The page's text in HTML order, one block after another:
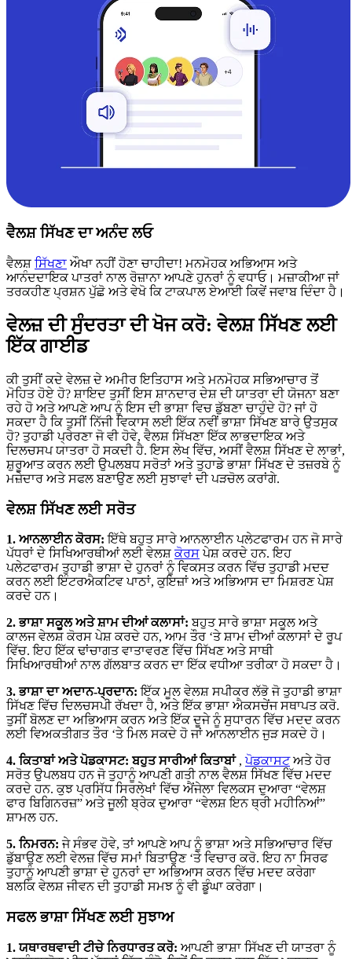
ਵੈਲਸ਼ ਸਿੱਖਣ ਦਾ ਅਨੰਦ ਲਓ
ਵੈਲਸ਼ ਸਿੱਖਣਾ ਔਖਾ ਨਹੀਂ ਹੋਣਾ ਚਾਹੀਦਾ! ਮਨਮੋਹਕ ਅਭਿਆਸ ਅਤੇ
ਆਨੰਦਦਾਇਕ ਪਾਤਰਾਂ ਨਾਲ ਰੋਜ਼ਾਨਾ ਆਪਣੇ ਹੁਨਰਾਂ ਨੂੰ ਵਧਾਓ। ਮਜ਼ਾਕੀਆ ਜਾਂ
ਤਰਕਹੀਣ ਪ੍ਰਸ਼ਨ ਪੁੱਛੋ ਅਤੇ ਵੇਖੋ ਕਿ ਟਾਕਪਾਲ ਏਆਈ ਕਿਵੇਂ ਜਵਾਬ ਦਿੰਦਾ ਹੈ।
ਵੇਲਜ਼ ਦੀ ਸੁੰਦਰਤਾ ਦੀ ਖੋਜ ਕਰੋ: ਵੇਲਸ਼ ਸਿੱਖਣ ਲਈ
ਇੱਕ ਗਾਈਡ
ਕੀ ਤੁਸੀਂ ਕਦੇ ਵੇਲਜ਼ ਦੇ ਅਮੀਰ ਇਤਿਹਾਸ ਅਤੇ ਮਨਮੋਹਕ ਸਭਿਆਚਾਰ ਤੋਂ
ਮੋਹਿਤ ਹੋਏ ਹੋ? ਸ਼ਾਇਦ ਤੁਸੀਂ ਇਸ ਸ਼ਾਨਦਾਰ ਦੇਸ਼ ਦੀ ਯਾਤਰਾ ਦੀ ਯੋਜਨਾ ਬਣਾ
ਰਹੇ ਹੋ ਅਤੇ ਆਪਣੇ ਆਪ ਨੂੰ ਇਸ ਦੀ ਭਾਸ਼ਾ ਵਿਚ ਡੁੱਬਣਾ ਚਾਹੁੰਦੇ ਹੋ? ਜਾਂ ਹੋ
ਸਕਦਾ ਹੈ ਕਿ ਤੁਸੀਂ ਨਿੱਜੀ ਵਿਕਾਸ ਲਈ ਇੱਕ ਨਵੀਂ ਭਾਸ਼ਾ ਸਿੱਖਣ ਬਾਰੇ ਉਤਸੁਕ
ਹੋ? ਤੁਹਾਡੀ ਪ੍ਰੇਰਣਾ ਜੋ ਵੀ ਹੋਵੇ, ਵੈਲਸ਼ ਸਿੱਖਣਾ ਇੱਕ ਲਾਭਦਾਇਕ ਅਤੇ
ਦਿਲਚਸਪ ਯਾਤਰਾ ਹੋ ਸਕਦੀ ਹੈ. ਇਸ ਲੇਖ ਵਿੱਚ, ਅਸੀਂ ਵੈਲਸ਼ ਸਿੱਖਣ ਦੇ ਲਾਭਾਂ,
ਸ਼ੁਰੂਆਤ ਕਰਨ ਲਈ ਉਪਲਬਧ ਸਰੋਤਾਂ ਅਤੇ ਤੁਹਾਡੇ ਭਾਸ਼ਾ ਸਿੱਖਣ ਦੇ ਤਜ਼ਰਬੇ ਨੂੰ
ਮਜ਼ੇਦਾਰ ਅਤੇ ਸਫਲ ਬਣਾਉਣ ਲਈ ਸੁਝਾਵਾਂ ਦੀ ਪੜਚੋਲ ਕਰਾਂਗੇ.
ਵੇਲਸ਼ ਸਿੱਖਣ ਲਈ ਸਰੋਤ
1. ਆਨਲਾਈਨ ਕੋਰਸ: ਇੱਥੇ ਬਹੁਤ ਸਾਰੇ ਆਨਲਾਈਨ ਪਲੇਟਫਾਰਮ ਹਨ ਜੋ ਸਾਰੇ
ਪੱਧਰਾਂ ਦੇ ਸਿਖਿਆਰਥੀਆਂ ਲਈ ਵੇਲਸ਼ਕੋਰਸਪੇਸ਼ ਕਰਦੇ ਹਨ. ਇਹ
ਪਲੇਟਫਾਰਮ ਤੁਹਾਡੀ ਭਾਸ਼ਾ ਦੇ ਹੁਨਰਾਂ ਨੂੰ ਵਿਕਸਤ ਕਰਨ ਵਿੱਚ ਤੁਹਾਡੀ ਮਦਦ
ਕਰਨ ਲਈ ਇੰਟਰਐਕਟਿਵ ਪਾਠਾਂ, ਕੁਇਜ਼ਾਂ ਅਤੇ ਅਭਿਆਸ ਦਾ ਮਿਸ਼ਰਣ ਪੇਸ਼
ਕਰਦੇ ਹਨ।
2. ਭਾਸ਼ਾ ਸਕੂਲ ਅਤੇ ਸ਼ਾਮ ਦੀਆਂ ਕਲਾਸਾਂ: ਬਹੁਤ ਸਾਰੇ ਭਾਸ਼ਾ ਸਕੂਲ ਅਤੇ
ਕਾਲਜ ਵੇਲਸ਼ ਕੋਰਸ ਪੇਸ਼ ਕਰਦੇ ਹਨ, ਆਮ ਤੌਰ ‘ਤੇ ਸ਼ਾਮ ਦੀਆਂ ਕਲਾਸਾਂ ਦੇ ਰੂਪ
ਵਿੱਚ. ਇਹ ਇੱਕ ਢਾਂਚਾਗਤ ਵਾਤਾਵਰਣ ਵਿੱਚ ਸਿੱਖਣ ਅਤੇ ਸਾਥੀ
ਸਿਖਿਆਰਥੀਆਂ ਨਾਲ ਗੱਲਬਾਤ ਕਰਨ ਦਾ ਇੱਕ ਵਧੀਆ ਤਰੀਕਾ ਹੋ ਸਕਦਾ ਹੈ।
3. ਭਾਸ਼ਾ ਦਾ ਅਦਾਨ-ਪ੍ਰਦਾਨ: ਇੱਕ ਮੂਲ ਵੇਲਸ਼ ਸਪੀਕਰ ਲੱਭੋ ਜੋ ਤੁਹਾਡੀ ਭਾਸ਼ਾ
ਸਿੱਖਣ ਵਿੱਚ ਦਿਲਚਸਪੀ ਰੱਖਦਾ ਹੈ, ਅਤੇ ਇੱਕ ਭਾਸ਼ਾ ਐਕਸਚੇਂਜ ਸਥਾਪਤ ਕਰੋ.
ਤੁਸੀਂ ਬੋਲਣ ਦਾ ਅਭਿਆਸ ਕਰਨ ਅਤੇ ਇੱਕ ਦੂਜੇ ਨੂੰ ਸੁਧਾਰਨ ਵਿੱਚ ਮਦਦ ਕਰਨ
ਲਈ ਵਿਅਕਤੀਗਤ ਤੌਰ ‘ਤੇ ਮਿਲ ਸਕਦੇ ਹੋ ਜਾਂ ਆਨਲਾਈਨ ਜੁੜ ਸਕਦੇ ਹੋ।
4. ਕਿਤਾਬਾਂ ਅਤੇ ਪੋਡਕਾਸਟ: ਬਹੁਤ ਸਾਰੀਆਂ ਕਿਤਾਬਾਂ,ਪੋਡਕਾਸਟਅਤੇ ਹੋਰ
ਸਰੋਤ ਉਪਲਬਧ ਹਨ ਜੋ ਤੁਹਾਨੂੰ ਆਪਣੀ ਗਤੀ ਨਾਲ ਵੈਲਸ਼ ਸਿੱਖਣ ਵਿੱਚ ਮਦਦ
ਕਰਦੇ ਹਨ. ਕੁਝ ਪ੍ਰਸਿੱਧ ਸਿਰਲੇਖਾਂ ਵਿੱਚ ਐਂਜੇਲਾ ਵਿਲਕਸ ਦੁਆਰਾ “ਵੇਲਸ਼
ਫਾਰ ਬਿਗਿਨਰਜ਼” ਅਤੇ ਜੂਲੀ ਬ੍ਰੇਕ ਦੁਆਰਾ “ਵੇਲਸ਼ ਇਨ ਥ੍ਰੀ ਮਹੀਨਿਆਂ”
ਸ਼ਾਮਲ ਹਨ.
5. ਨਿਮਰਨ: ਜੇ ਸੰਭਵ ਹੋਵੇ, ਤਾਂ ਆਪਣੇ ਆਪ ਨੂੰ ਭਾਸ਼ਾ ਅਤੇ ਸਭਿਆਚਾਰ ਵਿੱਚ
ਡੁੱਬਾਉਣ ਲਈ ਵੇਲਜ਼ ਵਿੱਚ ਸਮਾਂ ਬਿਤਾਉਣ ‘ਤੇ ਵਿਚਾਰ ਕਰੋ. ਇਹ ਨਾ ਸਿਰਫ
ਤੁਹਾਨੂੰ ਆਪਣੀ ਭਾਸ਼ਾ ਦੇ ਹੁਨਰਾਂ ਦਾ ਅਭਿਆਸ ਕਰਨ ਵਿੱਚ ਮਦਦ ਕਰੇਗਾ
ਬਲਕਿ ਵੇਲਸ਼ ਜੀਵਨ ਦੀ ਤੁਹਾਡੀ ਸਮਝ ਨੂੰ ਵੀ ਡੂੰਘਾ ਕਰੇਗਾ।
ਸਫਲ ਭਾਸ਼ਾ ਸਿੱਖਣ ਲਈ ਸੁਝਾਅ
1. ਯਥਾਰਥਵਾਦੀ ਟੀਚੇ ਨਿਰਧਾਰਤ ਕਰੋ: ਆਪਣੀ ਭਾਸ਼ਾ ਸਿੱਖਣ ਦੀ ਯਾਤਰਾ ਨੂੰ